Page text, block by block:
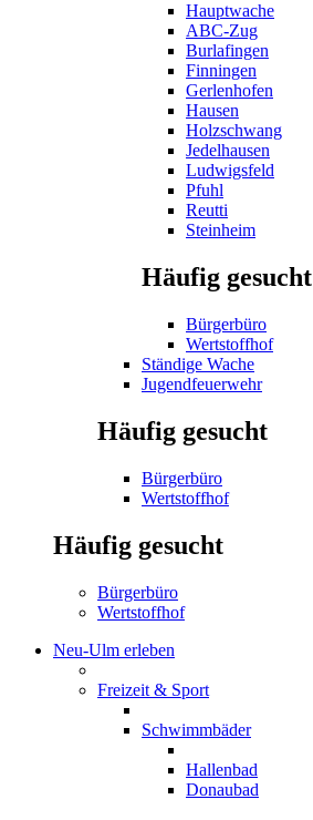
Hauptwache
ABC-Zug
Burlafingen
Finningen
Gerlenhofen
Hausen
Holzschwang
Jedelhausen
Ludwigsfeld
Pfuhl
Reutti
Steinheim
Häufig gesucht
Bürgerbüro
Wertstoffhof
Ständige Wache
Jugendfeuerwehr
Häufig gesucht
Bürgerbüro
Wertstoffhof
Häufig gesucht
Bürgerbüro
Wertstoffhof
Neu-Ulm erleben
Freizeit & Sport
Schwimmbäder
Hallenbad
Donaubad